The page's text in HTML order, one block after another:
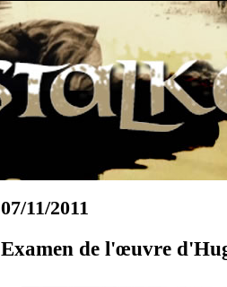
07/11/2011
Examen de l'œuvre